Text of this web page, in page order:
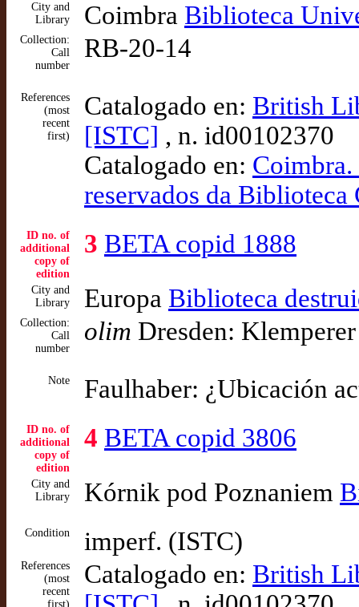
City and
Library
Coimbra Biblioteca
Collection:
Call
number
RB-20-14
References
(most
recent
first)
Catalogado en: British
[ISTC] , n. id00102370
Catalogado en:
reservados da
ID no. of
additional
copy of
edition
3 BETA copid 1888
City and
Library
Europa Biblioteca
Collection:
Call
number
olim Dresden: Klemperer
Note Faulhaber: ¿Ubicación
ID no. of
additional
copy of
edition
4 BETA copid 3806
City and
Library
Kórnik pod Poznaniem
Condition imperf. (ISTC)
References
(most
recent
first)
Catalogado en: British